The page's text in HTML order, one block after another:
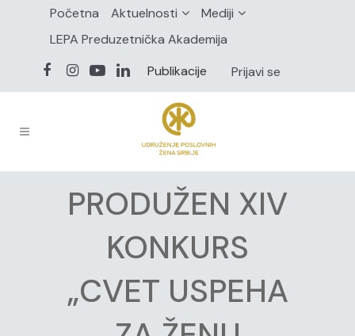
Početna Aktuelnosti
Mediji
LEPA Preduzetnička Akademija
Publikacije
Prijavi se
PRODUŽEN XIV
KONKURS
„CVET USPEHA